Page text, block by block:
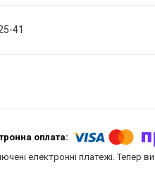
41
електронні платежі.